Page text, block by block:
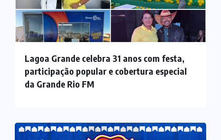
Lagoa Grande celebra 31 anos com festa,
participação popular e cobertura especial
da Grande Rio FM